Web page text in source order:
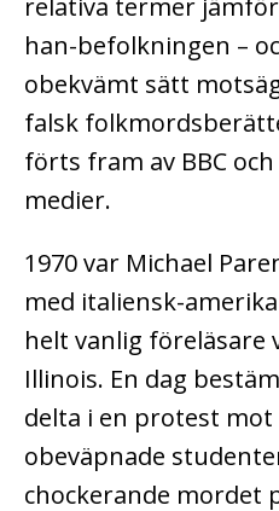
han-befolkningen –
obekvämt sätt
falsk
förts fram av BBC
medier.
1970 var Michael
med italiensk-
helt vanlig föreläsare
Illinois. En dag
delta i en protest
obeväpnade
chockerande mordet